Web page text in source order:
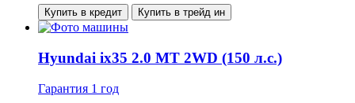
Купить в кредит Купить в трейд ин
Hyundai ix35 2.0 MT 2WD (150 л.с.)
Гарантия 1 год